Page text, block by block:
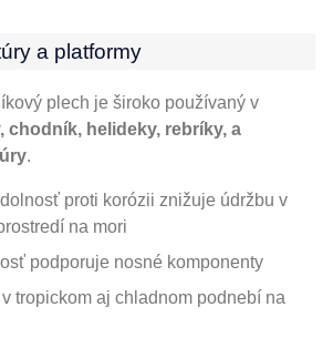
a platformy
plech je široko používaný v
chodník, helideky, rebríky, a
.
proti korózii znižuje údržbu v
na mori
podporuje nosné komponenty
tropickom aj chladnom podnebí na